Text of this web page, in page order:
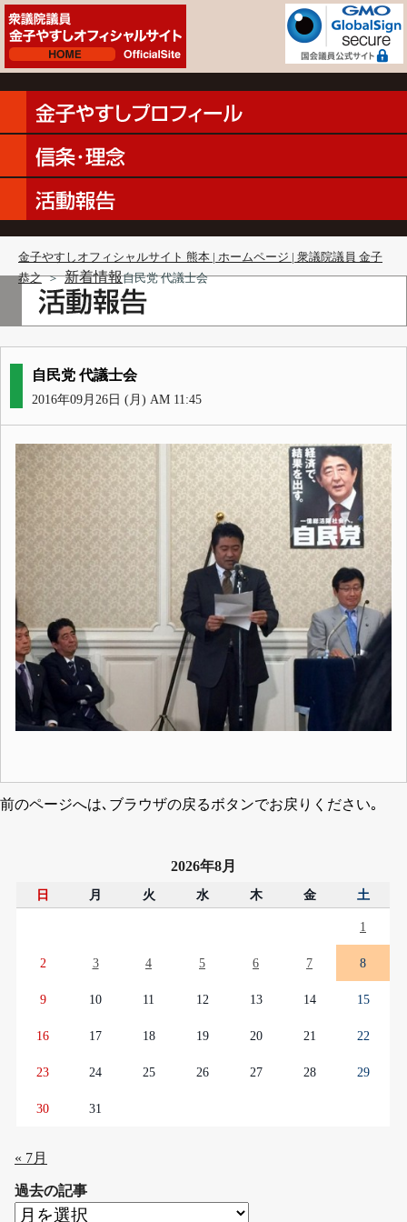
金子やすしオフィシャルサイト 熊本 | ホームページ | 衆議院議員 金子
恭之 ＞ 新着情報自民党 代議士会
自民党 代議士会
2016年09月26日 (月) AM 11:45
前のページへは､ブラウザの戻るボタンでお戻りください｡
2026年8月
日 月 火 水 木 金 土
1
2 3 4 5 6 7 8
9 10 11 12 13 14 15
16 17 18 19 20 21 22
23 24 25 26 27 28 29
30 31
« 7月
過去の記事
過